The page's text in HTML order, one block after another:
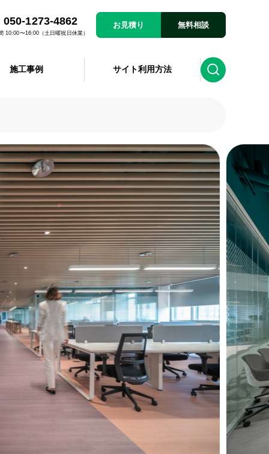
050-1273-4862
10:00〜16:00（土日曜祝日休業）
お見積り 無料相談
施工事例 サイト利用方法